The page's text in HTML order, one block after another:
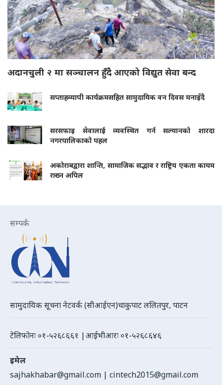
अदानचुली २ मा सञ्चालन हुँदै आएको विद्युत सेवा बन्द
सप्ताहव्यापी कार्यक्रमसहित सामुदायिक वन दिवस मनाइँदै
सरसफाइ सेवालाई व्यवस्थित गर्न सल्यानको शारदा
नगरपालिकाको पहल
अकोराबद्वारा शान्ति, सामाजिक सद्भाव र राष्ट्रिय एकता कायम
राख्न अपिल
सम्पर्क
सामुदायिक सूचना नेटवर्क (सीआईएन)चाकुपाट ललितपुर, पाटन
टेलिफोनः ०१-५२६८६६१ |आईभीआरः ०१-५२६८६४६
इमेल
sajhakhabar@gmail.com | cintech2015@gmail.com